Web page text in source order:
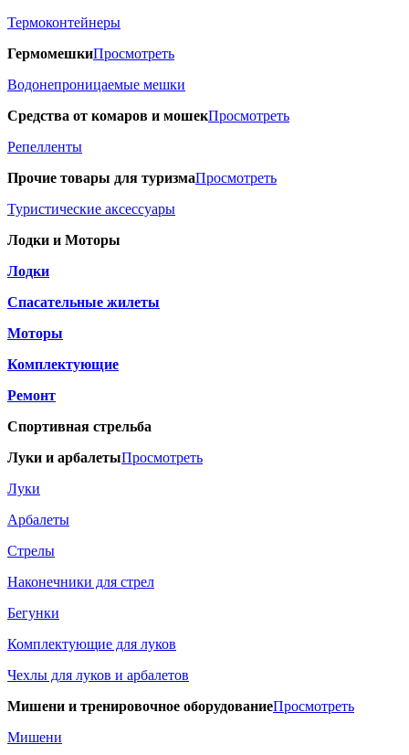
Термоконтейнеры
ГермомешкиПросмотреть
Водонепроницаемые мешки
Средства от комаров и мошекПросмотреть
Репелленты
Прочие товары для туризмаПросмотреть
Туристические аксессуары
Лодки и Моторы
Лодки
Спасательные жилеты
Моторы
Комплектующие
Ремонт
Спортивная стрельба
Луки и арбалетыПросмотреть
Луки
Арбалеты
Стрелы
Наконечники для стрел
Бегунки
Комплектующие для луков
Чехлы для луков и арбалетов
Мишени и тренировочное оборудованиеПросмотреть
Мишени